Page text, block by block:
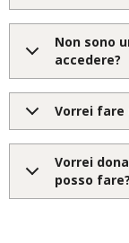
Non sono
accedere?
Vorrei fare
Vorrei
posso fare?